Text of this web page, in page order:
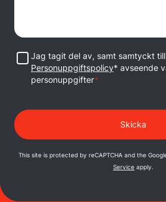
Samtycke
Jag tagit del av, samt samtyckt till
Personuppgiftspolicy* avseende
personuppgifter*
This site is protected by reCAPTCHA and the
Service apply.